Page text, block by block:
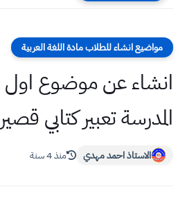
مواضيع انشاء للطلاب مادة اللغة العربية
انشاء عن موضوع اول
المدرسة تعبير كتابي
الاستاذ احمد مهدي منذ 4 سنة